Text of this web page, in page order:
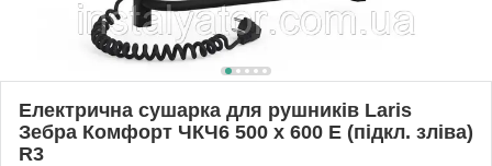
Електрична сушарка для рушників Laris
Зебра Комфорт ЧКЧ6 500 х 600 Е (підкл. зліва)
R3